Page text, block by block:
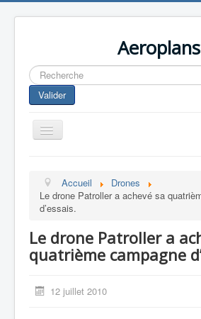
Aeroplans
Rechercher
Valider
Toggle
Navigation
Aviation Commerciale
Aviation d'Affaire
Aviation Militaire
Europespace
Drones
Accueil
Drones
Le drone Patroller a achevé sa
d’essais.
Le drone Patroller a
quatrième campagne
12 juillet 2010